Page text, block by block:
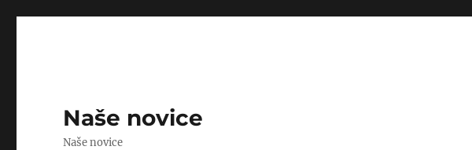
Naše novice
Naše novice